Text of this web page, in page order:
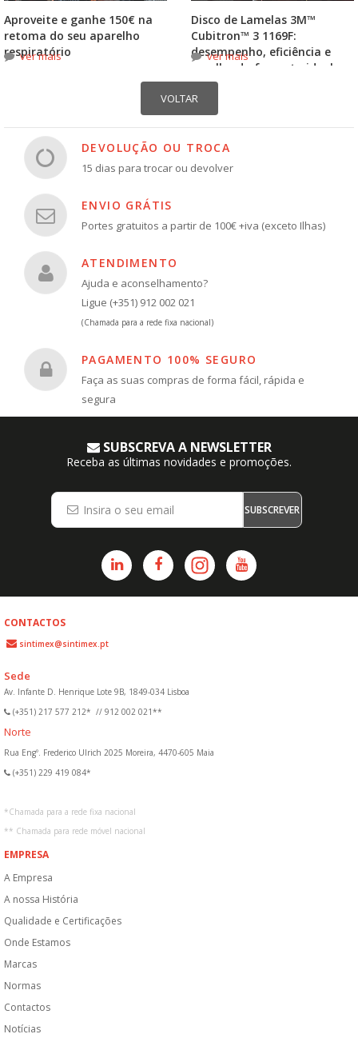
Aproveite e ganhe 150€ na
retoma do seu aparelho
respiratório
ver mais
Disco de Lamelas 3M™
Cubitron™ 3 1169F:
desempenho, eficiência e
escolha do formato ideal
ver mais
DEVOLUÇÃO OU TROCA
15 dias para trocar ou devolver
ENVIO GRÁTIS
Portes gratuitos a partir de 100€ +iva (exceto Ilhas)
ATENDIMENTO
Ajuda e aconselhamento?
Ligue (+351) 912 002 021
(Chamada para a rede fixa nacional)
PAGAMENTO 100% SEGURO
Faça as suas compras de forma fácil, rápida e
segura
SUBSCREVA A NEWSLETTER
Receba as últimas novidades e promoções.
SUBSCREVER
CONTACTOS
sintimex@sintimex.pt
Sede
Av. Infante D. Henrique Lote 9B, 1849-034 Lisboa
(+351) 217 577 212* // 912 002 021**
Norte
Rua Engº. Frederico Ulrich 2025 Moreira, 4470-605 Maia
(+351) 229 419 084*
*Chamada para a rede fixa nacional
** Chamada para rede móvel nacional
EMPRESA
A Empresa
A nossa História
Qualidade e Certificações
Onde Estamos
Marcas
Normas
Contactos
Notícias